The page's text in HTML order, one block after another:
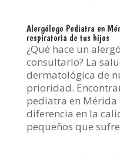
Alergólogo Pediatra en
respiratoria de tus hijos
¿Qué hace un
consultarlo? La
dermatológica de
prioridad.
pediatra en
diferencia en la
pequeños que